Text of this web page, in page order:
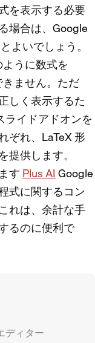
を表示する必要
場合は、Google
よいでしょう。
うに数式を
ません。ただ
しく表示するた
イドアドオンを
ぞれ、LaTeX 形
供します。
す Plus AIGoogle
式に関するコン
れは、余計な手
るのに便利で
ディター